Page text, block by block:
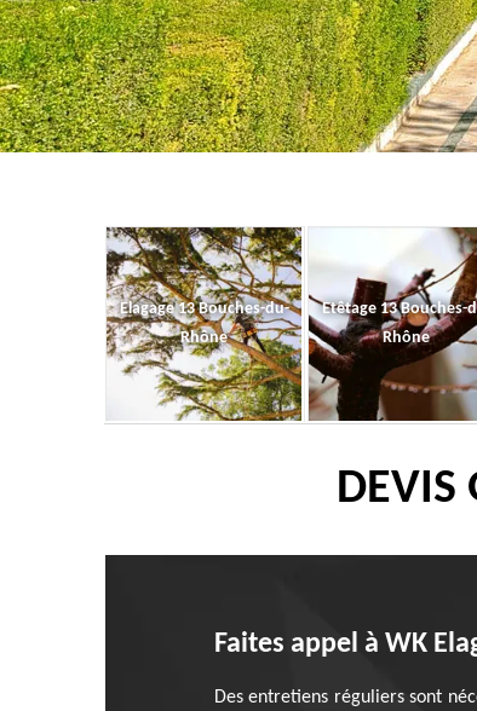
Elagage 13 Bouches-du-
Rhône
Etêtage 13 Bouches-
Rhône
DEVIS
Faites appel à WK
Des entretiens réguliers sont